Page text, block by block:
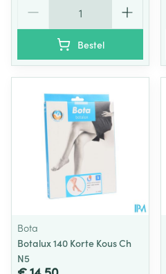
Bestel
Bota
Botalux 140 Korte Kous Ch
N5